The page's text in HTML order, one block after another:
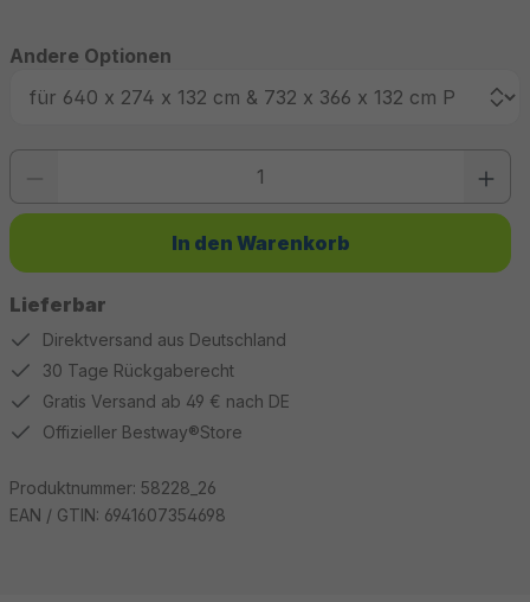
Lieferbar
Andere Optionen
Produkt Anzahl: Gib den gewünschten Wert ein oder benutze die
In den Warenkorb
Direktversand aus Deutschland
30 Tage Rückgaberecht
Gratis Versand ab 49 € nach DE
Offizieller Bestway®Store
Produktnummer: 58228_26
EAN / GTIN: 6941607354698